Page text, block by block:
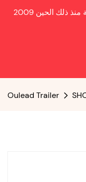
منذ ذلك الحين
Oulead Trailer